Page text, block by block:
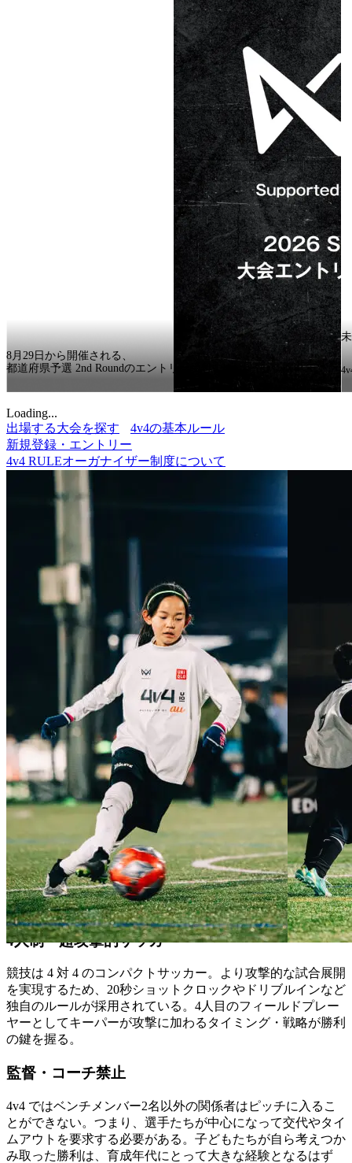
8月29日から開催される、
都道府県予選 2nd Roundのエントリー受付中！
Loading...
出場する大会を探す
4v4の基本ルール
新規登録・エントリー
4v4 RULEオーガナイザー制度について
4v4: NEW STYLE SOCCER
“育成年代向けに開発された4人制の新しいサッカー大会。”
4人制・超攻撃的サッカー
競技は 4 対 4 のコンパクトサッカー。より攻撃的な試合展開
を実現するため、20秒ショットクロックやドリブルインなど
独自のルールが採用されている。4人目のフィールドプレー
ヤーとしてキーパーが攻撃に加わるタイミング・戦略が勝利
の鍵を握る。
監督・コーチ禁止
4v4 ではベンチメンバー2名以外の関係者はピッチに入るこ
とができない。つまり、選手たちが中心になって交代やタイ
ムアウトを要求する必要がある。子どもたちが自ら考えつか
み取った勝利は、育成年代にとって大きな経験となるはず